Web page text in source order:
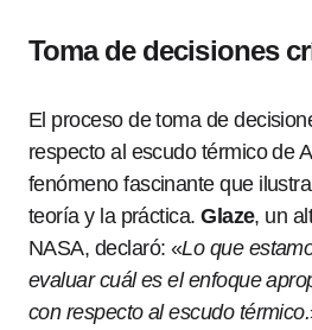
Toma de decisiones
El proceso de toma de
respecto al escudo térmico de
fenómeno fascinante que
teoría y la práctica.Glaze, un
NASA, declaró: «Lo que
evaluar cuál es el enfoque
con respecto al escudo térmico.